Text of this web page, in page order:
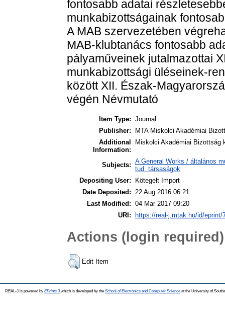
fontosabb adatai
munkabizottságainak
A MAB szervezetében
MAB-klubtanács fontosabb
pályaműveinek jutalmazottai
munkabizottsági üléseinek-
között XII. Észak-
végén Névmutató
Item Type: Journal
Publisher:
MTA Miskolci Akadémiai
Additional
Information:
Miskolci Akadémiai Bizottság
Subjects: A General Works / általános
tud. társaságok
Depositing User:
Kötegelt Import
Date Deposited:
22 Aug 2016 06:21
Last Modified: 04 Mar 2017 09:20
URI: https://real-j.mtak.hu/id/eprint/
Actions (login required)
Edit Item
REAL-J is powered by EPrints 3which is developed by the School of Electronics and Computer Science at the University of